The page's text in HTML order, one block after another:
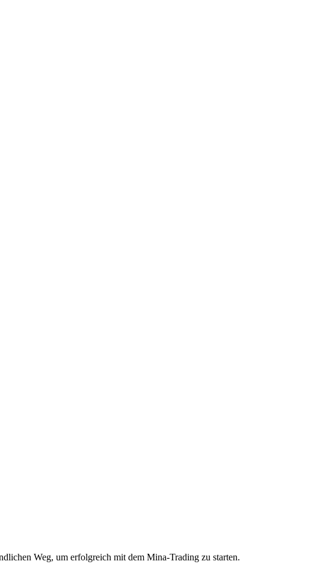
Weg, um erfolgreich mit dem Mina-Trading zu starten.